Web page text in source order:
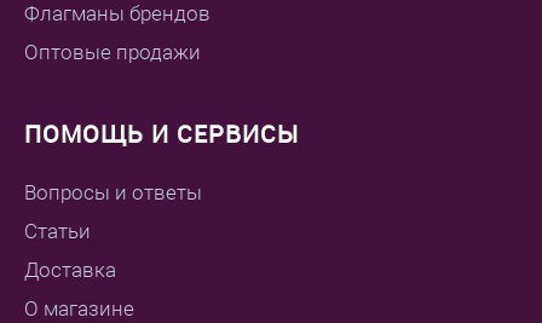
Флагманы брендов
Оптовые продажи
ПОМОЩЬ И СЕРВИСЫ
Вопросы и ответы
Статьи
Доставка
О магазине